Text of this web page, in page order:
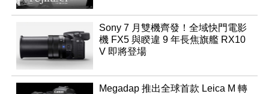
Sony 7 月雙機齊發！全域快門電影
機 FX5 與睽違 9 年長焦旗艦 RX10
V 即將登場
Megadap 推出全球首款 Leica M 轉